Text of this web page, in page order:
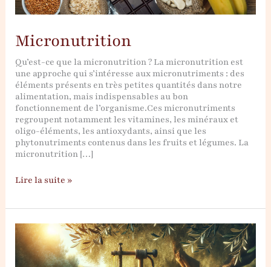
Micronutrition
Qu’est-ce que la micronutrition ? La micronutrition est
une approche qui s’intéresse aux micronutriments : des
éléments présents en très petites quantités dans notre
alimentation, mais indispensables au bon
fonctionnement de l’organisme.Ces micronutriments
regroupent notamment les vitamines, les minéraux et
oligo-éléments, les antioxydants, ainsi que les
phytonutriments contenus dans les fruits et légumes. La
micronutrition […]
Micronutrition
Lire la suite »